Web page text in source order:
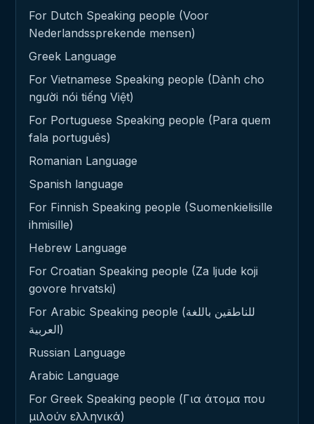
For Dutch Speaking people (Voor
Nederlandssprekende mensen)
Greek Language
For Vietnamese Speaking people (Dành cho
người nói tiếng Việt)
For Portuguese Speaking people (Para quem
fala português)
Romanian Language
Spanish language
For Finnish Speaking people (Suomenkielisille
ihmisille)
Hebrew Language
For Croatian Speaking people (Za ljude koji
govore hrvatski)
For Arabic Speaking people (للناطقين باللغة
العربية)
Russian Language
Arabic Language
For Greek Speaking people (Για άτομα που
μιλούν ελληνικά)